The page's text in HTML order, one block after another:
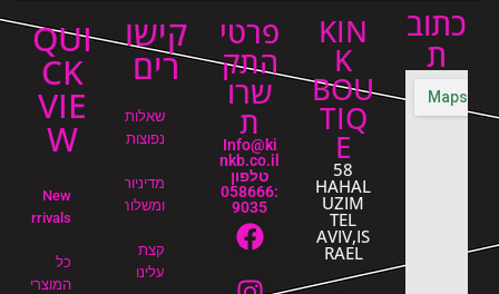
כתוב
ת
KIN
K
BOU
TIQ
E
58
HAHAL
UZIM
TEL
AVIV,IS
RAEL
פרטי
התק
שרו
ת
Info@ki
nkb.co.il
טלפון
:058666
9035
קישו
רים
שאלות
נפוצות
מדיניות
ומשלוחים
קצת
עלינו
QUI
CK
VIE
W
New
Arrivals
כל
המוצרים